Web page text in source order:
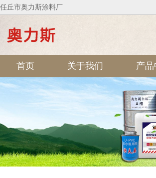
任丘市奥力斯涂料厂
首页 关于我们 产